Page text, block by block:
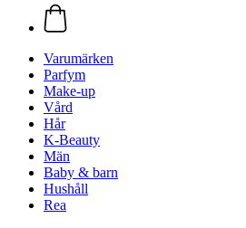
Varumärken
Parfym
Make-up
Vård
Hår
K-Beauty
Män
Baby & barn
Hushåll
Rea